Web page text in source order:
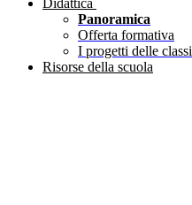
Didattica
Panoramica
Offerta formativa
I progetti delle classi
Risorse della scuola